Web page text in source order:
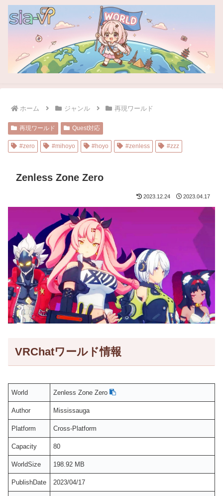
ホーム ジャンル 再現ワールド
再現ワールド Quest対応
#zero #mihoyo #hoyo #zenless #zzz
Zenless Zone Zero
2023.12.24 2023.04.17
VRChatワールド情報
World Zenless Zone Zero
Author Mississauga
Platform Cross-Platform
Capacity 80
WorldSize 198.92 MB
PublishDate 2023/04/17